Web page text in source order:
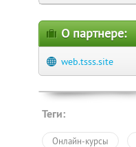
О партнере:
web.tsss.site
Теги:
Онлайн-курсы